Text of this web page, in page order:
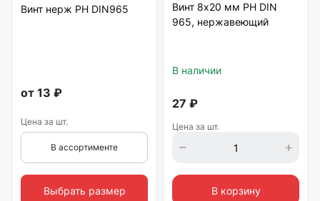
Винт нерж РН DIN965
от 13 ₽
Цена за шт.
В ассортименте
Выбрать размер
Винт 8х20 мм РН DIN
965, нержавеющий
В наличии
27 ₽
Цена за шт.
В корзину